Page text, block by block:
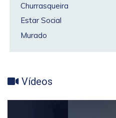
Churrasqueira
Estar Social
Murado
Vídeos